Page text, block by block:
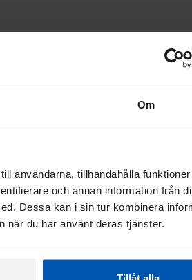
Om
användarna, tillhandahålla
och annan information från
Dessa kan i sin tur kombinera
när du har använt deras tjänster.